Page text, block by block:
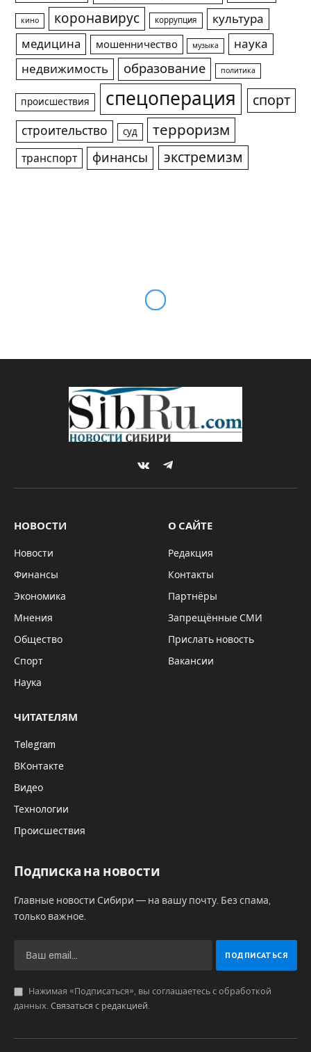
кино коронавирус коррупция
культура
медицина
мошенничество музыка
наука
недвижимость
образование политика
происшествия спецоперация спорт
строительство суд терроризм
транспорт финансы экстремизм
VKontakteTelegram
НОВОСТИ
Новости
Финансы
Экономика
Мнения
Общество
Спорт
Наука
О САЙТЕ
Редакция
Контакты
Партнёры
Запрещённые СМИ
Прислать новость
Вакансии
ЧИТАТЕЛЯМ
Telegram
ВКонтакте
Видео
Технологии
Происшествия
Подписка на новости
Главные новости Сибири — на вашу почту. Без спама,
только важное.
Нажимая «Подписаться», вы соглашаетесь с обработкой
данных. Связаться с редакцией.